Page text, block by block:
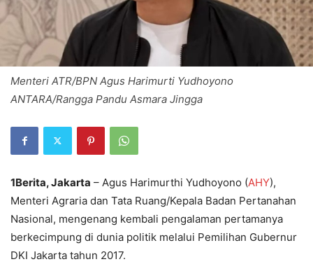
Menteri ATR/BPN Agus Harimurti Yudhoyono
ANTARA/Rangga Pandu Asmara Jingga
1Berita, Jakarta – Agus Harimurthi Yudhoyono (AHY),
Menteri Agraria dan Tata Ruang/Kepala Badan Pertanahan
Nasional, mengenang kembali pengalaman pertamanya
berkecimpung di dunia politik melalui Pemilihan Gubernur
DKI Jakarta tahun 2017.